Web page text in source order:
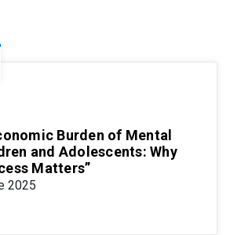
Burden of Mental
and Adolescents: Why
Matters”
2025